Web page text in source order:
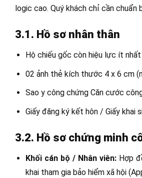
logic cao. Quý khách chỉ cần
3.1. Hồ sơ nhân thân
Hộ chiếu gốc còn hiệu lực ít
02 ảnh thẻ kích thước 4 x 6 cm
Sao y công chứng Căn cước
Giấy đăng ký kết hôn / Giấy khai
3.2. Hồ sơ chứng minh
Khối cán bộ / Nhân viên:Hợp
khai tham gia bảo hiểm xã hội